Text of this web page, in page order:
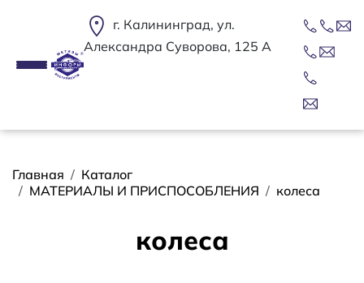
г. Калининград, ул.
Александра Суворова, 125 А
Строка навигации
Главная
Каталог
МАТЕРИАЛЫ И ПРИСПОСОБЛЕНИЯ
колеса
колеса